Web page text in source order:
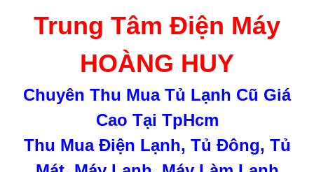
Trung Tâm Điện Máy
HOÀNG HUY
Chuyên Thu Mua Tủ Lạnh Cũ Giá
Cao Tại TpHcm
Thu Mua Điện Lạnh, Tủ Đông, Tủ